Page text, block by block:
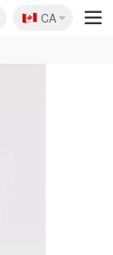
🇨🇦
CA